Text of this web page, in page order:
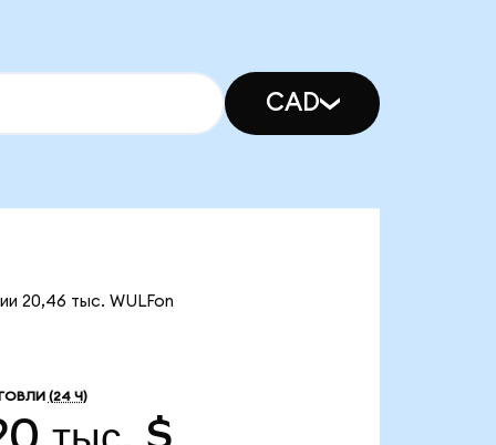
CAD
20,46 тыс. WULFon
(24 Ч)